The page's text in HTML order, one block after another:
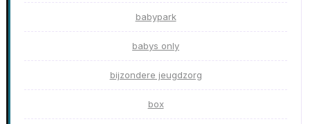
babypark
babys only
bijzondere jeugdzorg
box